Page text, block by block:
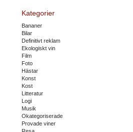
Kategorier
Bananer
Bilar
Definitivt reklam
Ekologiskt vin
Film
Foto
Hästar
Konst
Kost
Litteratur
Logi
Musik
Okategoriserade
Provade viner